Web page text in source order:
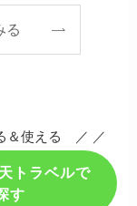
る
＆使える ／ ／
トラベルで
す